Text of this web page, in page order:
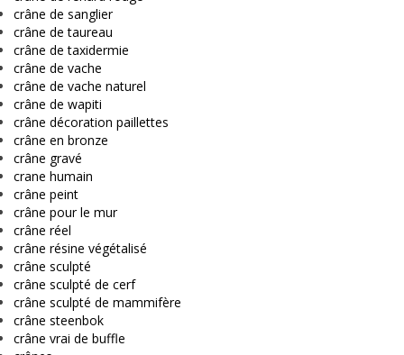
crâne de sanglier
crâne de taureau
crâne de taxidermie
crâne de vache
crâne de vache naturel
crâne de wapiti
crâne décoration paillettes
crâne en bronze
crâne gravé
crane humain
crâne peint
crâne pour le mur
crâne réel
crâne résine végétalisé
crâne sculpté
crâne sculpté de cerf
crâne sculpté de mammifère
crâne steenbok
crâne vrai de buffle